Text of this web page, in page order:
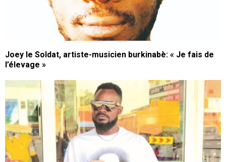
Joey le Soldat, artiste-musicien burkinabè: « Je fais de
l’élevage »